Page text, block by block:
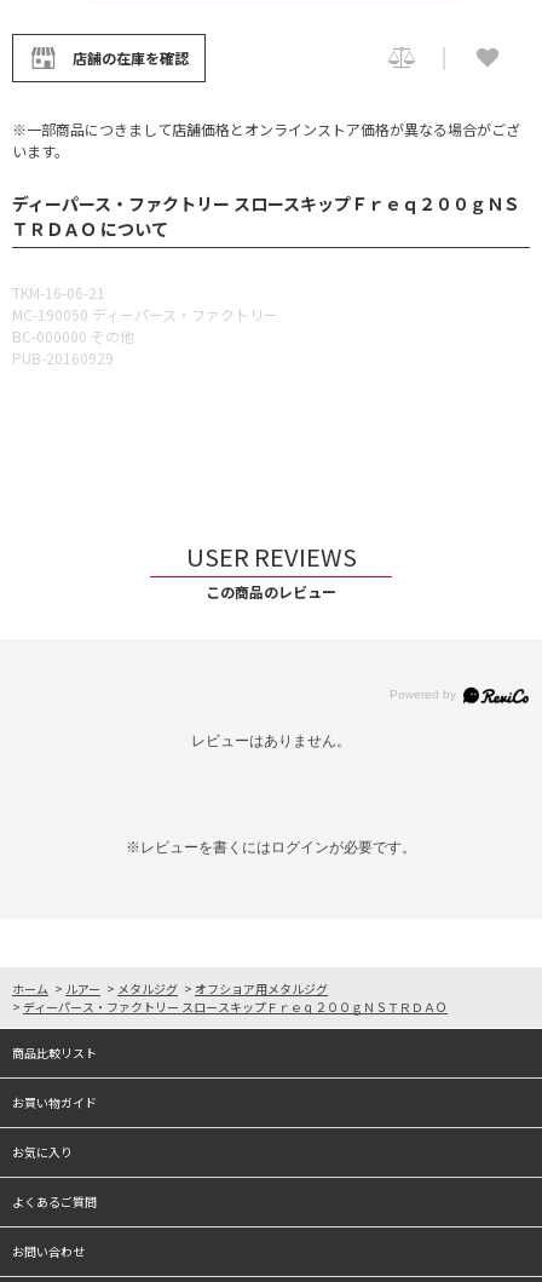
店舗の在庫を確認
※一部商品につきまして店舗価格とオンラインストア価格が異なる場合がござ
います。
ディーパース・ファクトリー スロースキップＦｒｅｑ２００ｇＮＳ
ＴＲＤＡＯ について
TKM-16-06-21
MC-190050 ディーパース・ファクトリー
BC-000000 その他
PUB-20160929
USER REVIEWS
この商品のレビュー
レビューはありません。
※レビューを書くには ログインが必要です。
ホーム > ルアー > メタルジグ > オフショア用メタルジグ
> ディーパース・ファクトリー スロースキップＦｒｅｑ２００ｇＮＳＴＲＤＡＯ
商品比較リスト
お買い物ガイド
お気に入り
よくあるご質問
お問い合わせ